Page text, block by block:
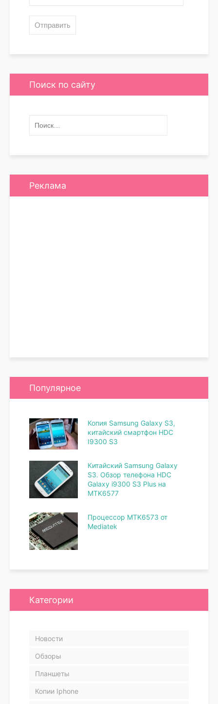
Поиск по сайту
Реклама
Популярное
Копия Samsung Galaxy S3,
китайский смартфон HDC
I9300 S3
Китайский Samsung Galaxy
S3. Обзор телефона HDC
Galaxy i9300 S3 Plus на
MTK6577
Процессор MTK6573 от
Mediatek
Категории
Новости
Обзоры
Планшеты
Копии Iphone